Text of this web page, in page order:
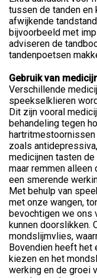
tussen de tanden en
afwijkende
bijvoorbeeld met
adviseren de
tandenpoetsen
Gebruik van
Verschillende
speekselklieren
Dit zijn vooral
behandeling tegen
zoals
medicijnen tasten
maar remmen
een smerende
Met behulp van
met onze wangen,
bevochtigen we ons
kunnen doorslikken.
mondslijmvlies,
Bovendien heeft het
kiezen en het
werking en de groei